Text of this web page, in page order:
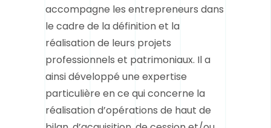
accompagne les entrepreneurs dans
le cadre de la définition et la
réalisation de leurs projets
professionnels et patrimoniaux. Il a
ainsi développé une expertise
particulière en ce qui concerne la
réalisation d’opérations de haut de